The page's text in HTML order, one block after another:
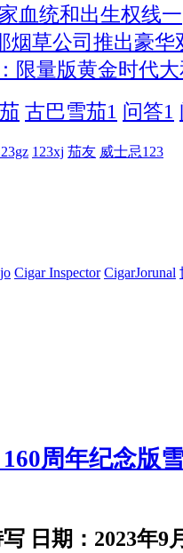
血统和出生权线一
烟草公司推出豪华
限量版黄金时代
古巴雪茄1 问答1
123xj 茄友 威士忌123
Cigar Inspector CigarJorunal
160周年纪念版
日期：2023年9